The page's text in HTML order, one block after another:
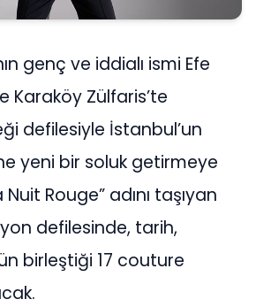
genç ve iddialı ismi Efe
Karaköy Zülfaris’te
defilesiyle İstanbul’un
yeni bir soluk getirmeye
Nuit Rouge” adını taşıyan
defilesinde, tarih,
birleştiği 17 couture